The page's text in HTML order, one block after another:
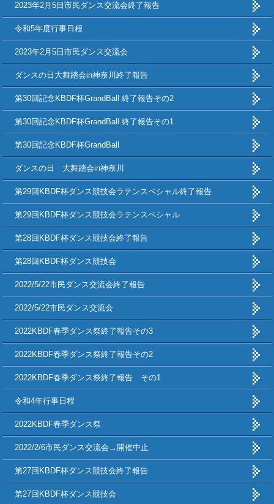
2023年2月5日市民ダンス交流会終了報告
令和5年度行事日程
2023年2月5日市民ダンス交流会
ダンスの日大舞踏会in神奈川終了報告
第30回記念KBDF杯GrandBall 終了報告その2
第30回記念KBDF杯GrandBall 終了報告その1
第30回記念KBDF杯GrandBall
ダンスの日 大舞踏会in神奈川
第29回KBDF杯ダンス競技会ラテンスペシャル終了報告
第29回KBDF杯ダンス競技会ラテンスペシャル
第28回KBDF杯ダンス競技会終了報告
第28回KBDF杯ダンス競技会
2022/5/22市民ダンス交流会終了報告
2022/5/22市民ダンス交流会
2022KBDF春季ダンス祭終了報告その3
2022KBDF春季ダンス祭終了報告その2
2022KBDF春季ダンス祭終了報告 その1
令和4年行事日程
2022KBDF春季ダンス祭
2022/2/6市民ダンス交流会→開催中止
第27回KBDF杯ダンス競技会終了報告
第27回KBDF杯ダンス競技会